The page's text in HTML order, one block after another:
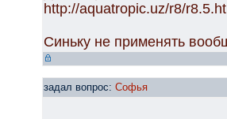
http://aquatropic.uz/r8/
Синьку не применять
задал вопрос: Софья